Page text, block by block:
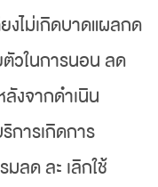
งไม่เกิดบาดแผลกด
วในการนอน ลด
งจากดำเนิน
การเกิดการ
ลด ละ เลิกใช้